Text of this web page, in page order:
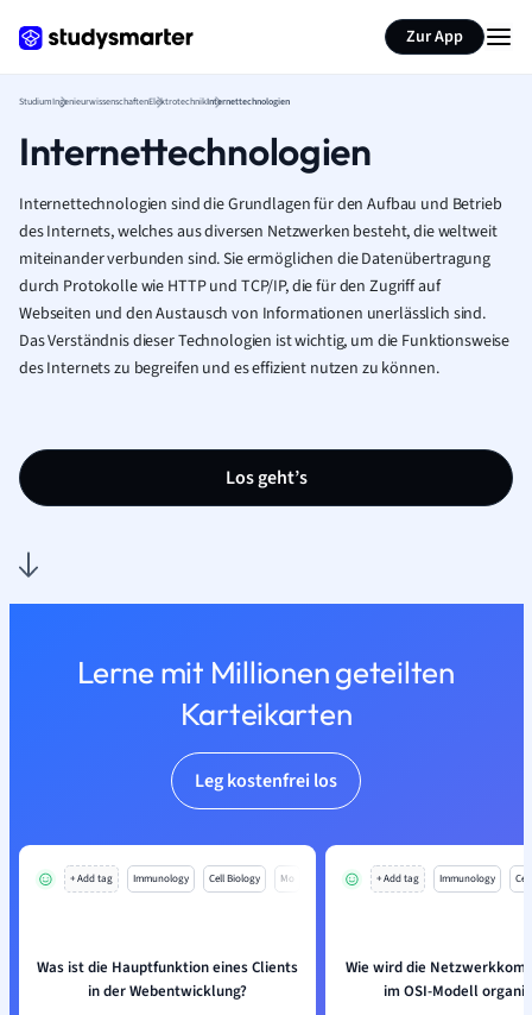
Zur App
StudiumIngenieurwissenschaftenElektrotechnikInternettechnologien
Internettechnologien
Internettechnologien sind die Grundlagen für den Aufbau und Betrieb
des Internets, welches aus diversen Netzwerken besteht, die weltweit
miteinander verbunden sind. Sie ermöglichen die Datenübertragung
durch Protokolle wie HTTP und TCP/IP, die für den Zugriff auf
Webseiten und den Austausch von Informationen unerlässlich sind.
Das Verständnis dieser Technologien ist wichtig, um die Funktionsweise
des Internets zu begreifen und es effizient nutzen zu können.
Los geht’s
Lerne mit Millionen geteilten
Karteikarten
Leg kostenfrei los
+ Add tag Immunology Cell Biology Mo
Was ist die Hauptfunktion eines Clients
in der Webentwicklung?
+ Add tag Immunology
Wie wird die
im OSI-Modell